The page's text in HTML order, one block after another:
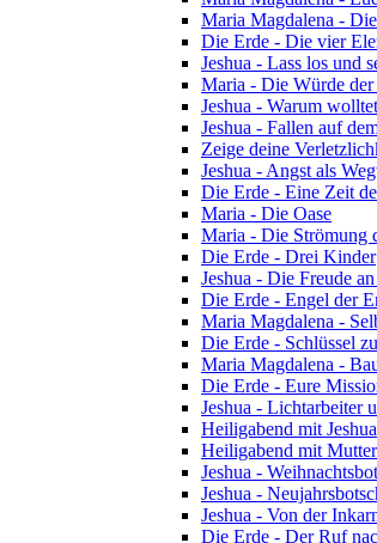
Maria Magdalena -
Die Erde - Die vier
Jeshua - Lass los und
Maria - Die Würde
Jeshua - Warum
Jeshua - Fallen auf
Zeige deine
Jeshua - Angst als
Die Erde - Eine Zeit
Maria - Die Oase
Maria - Die Strömung
Die Erde - Drei Kinder
Jeshua - Die Freude
Die Erde - Engel der
Maria Magdalena -
Die Erde - Schlüssel
Maria Magdalena -
Die Erde - Eure
Jeshua - Lichtarbeiter
Heiligabend mit Jeshua
Heiligabend mit
Jeshua -
Jeshua -
Jeshua - Von der
Die Erde - Der Ruf